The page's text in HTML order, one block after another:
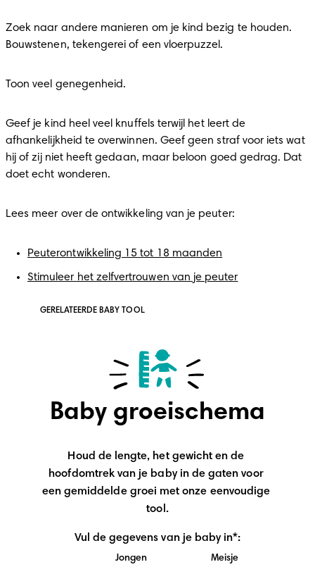
Zoek naar andere manieren om je kind bezig te houden.
Bouwstenen, tekengerei of een vloerpuzzel.
Toon veel genegenheid.
Geef je kind heel veel knuffels terwijl het leert de
afhankelijkheid te overwinnen. Geef geen straf voor iets wat
hij of zij niet heeft gedaan, maar beloon goed gedrag. Dat
doet echt wonderen.
Lees meer over de ontwikkeling van je peuter:
Peuterontwikkeling 15 tot 18 maanden
Stimuleer het zelfvertrouwen van je peuter
GERELATEERDE BABY TOOL
Baby groeischema
Houd de lengte, het gewicht en de
hoofdomtrek van je baby in de gaten voor
een gemiddelde groei met onze eenvoudige
tool.
Vul de gegevens van je baby in*:
Jongen Meisje